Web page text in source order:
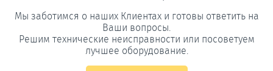
Мы заботимся о наших Клиентах и готовы ответить на
Ваши вопросы.
Решим технические неисправности или посоветуем
лучшее оборудование.